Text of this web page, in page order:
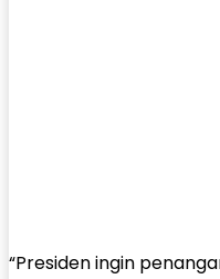
“Presiden ingin